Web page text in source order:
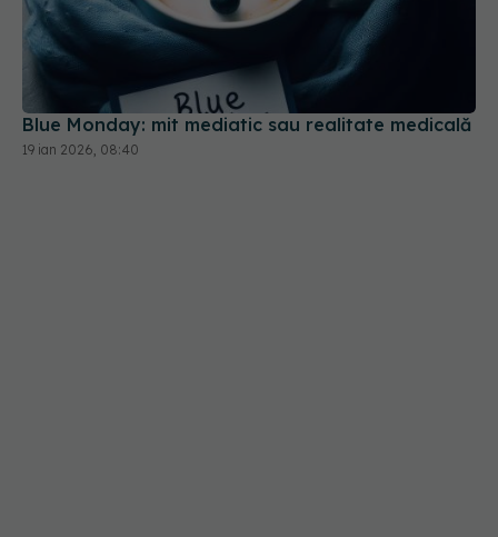
Blue Monday: mit mediatic sau realitate medicală
19 ian 2026, 08:40